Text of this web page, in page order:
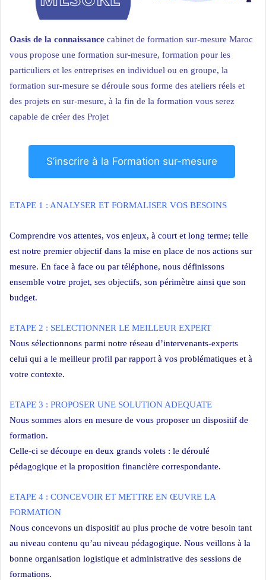
Oasis de la connaissance cabinet de formation sur-mesure Maroc
vous propose une formation sur-mesure, formation pour les
particuliers et les entreprises en individuel ou en groupe, la
formation sur-mesure se déroule sous forme des ateliers réels et
des projets en sur-mesure, à la fin de la formation vous serez
capable de créer des Projet
S’inscrire à la Formation sur-mesure
ETAPE 1 : ANALYSER ET FORMALISER VOS BESOINS
Comprendre vos attentes, vos enjeux, à court et long terme; telle
est notre premier objectif dans la mise en place de nos actions sur
mesure. En face à face ou par téléphone, nous définissons
ensemble votre projet, ses objectifs, son périmètre ainsi que son
budget.
ETAPE 2 : SELECTIONNER LE MEILLEUR EXPERT
Nous sélectionnons parmi notre réseau d’intervenants-experts
celui qui a le meilleur profil par rapport à vos problématiques et à
votre contexte.
ETAPE 3 : PROPOSER UNE SOLUTION ADEQUATE
Nous sommes alors en mesure de vous proposer un dispositif de
formation.
Celle-ci se découpe en deux grands volets : le déroulé
pédagogique et la proposition financière correspondante.
ETAPE 4 : CONCEVOIR ET METTRE EN ŒUVRE LA
FORMATION
Nous concevons un dispositif au plus proche de votre besoin tant
au niveau contenu qu’au niveau pédagogique. Nous veillons à la
bonne organisation logistique et administrative des sessions de
formations.